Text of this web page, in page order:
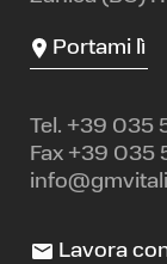
Portami lì
Tel. +39 035
Fax +39 035
Lavora